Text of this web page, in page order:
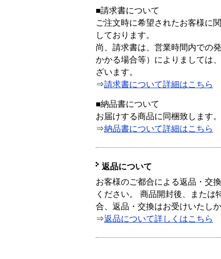
■請求書について
ご注文時に希望されたお客様に
しております。
尚、請求書は、営業時間内での
かかる場合等）によりましては
ざいます。
⇒請求書について詳細はこちら
■納品書について
お届けする商品に同梱致します。
⇒納品書について詳細はこちら
返品について
お客様のご都合による返品・交
ください。 商品開封後、または
合、返品・交換はお受けいたし
⇒返品について詳しくはこちら